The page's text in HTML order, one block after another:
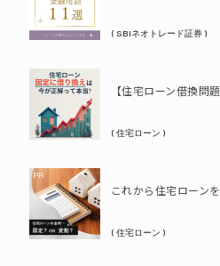
( SBIネオトレード証券 )
( 住宅ローン )
PR
( 住宅ローン )